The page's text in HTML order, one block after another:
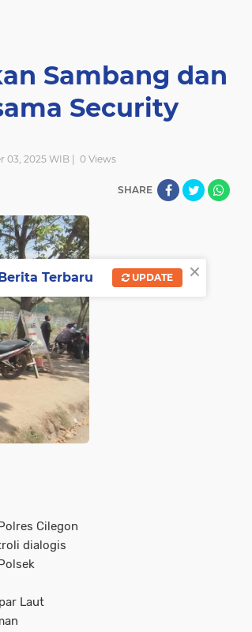
Sambang dan
Security
03, 2025 WIB | 0Views
SHARE
Cilegon
dialogis
Laut
×
Berita Terbaru UPDATE